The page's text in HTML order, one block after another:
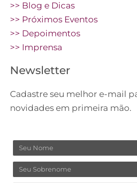
>> Blog e Dicas
>> Próximos Eventos
>> Depoimentos
>> Imprensa
Newsletter
Cadastre seu melhor e-mail
novidades em primeira mão.
Nome
Sobrenome